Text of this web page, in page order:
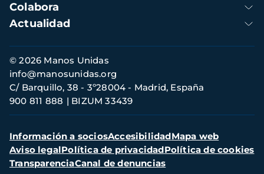
Colabora
Actualidad
Información
de
contacto
© 2026 Manos Unidas
C/ Barquillo, 38 - 3º28004 - Madrid, España
900 811 888
BIZUM 33439
info@manosunidas.org
Menú
secundario
Información a sociosAccesibilidadMapa web
Aviso legalPolítica de privacidadPolítica de cookies
TransparenciaCanal de denuncias